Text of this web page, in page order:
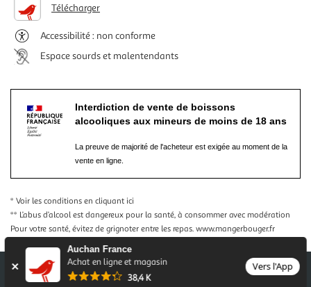
Auchan France
Achat en ligne et magasin
38,4 K
Vers l'App
Télécharger
Accessibilité : non conforme
Espace sourds et malentendants
Interdiction de vente de boissons
alcooliques aux mineurs de moins de 18 ans
La preuve de majorité de l'acheteur est exigée au moment de la
vente en ligne.
* Voir les conditions en cliquant ici
** L’abus d’alcool est dangereux pour la santé, à consommer avec modération
Pour votre santé, évitez de grignoter entre les repas. www.mangerbouger.fr